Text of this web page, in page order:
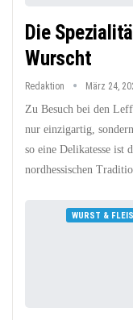
Die
Wurscht
Redaktion März 24,
Zu Besuch bei den
nur einzigartig,
so eine Delikatesse ist
nordhessischen
WURST &